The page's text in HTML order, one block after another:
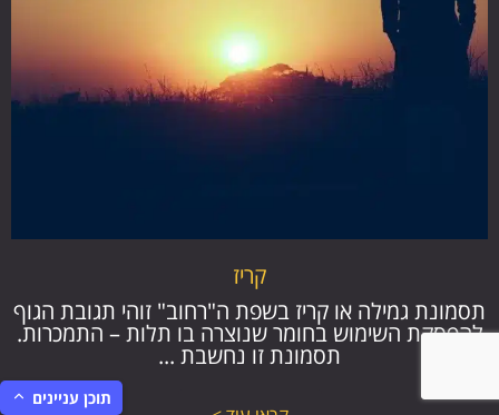
קריז
תסמונת גמילה או קריז בשפת ה"רחוב" זוהי תגובת הגוף
להפסקת השימוש בחומר שנוצרה בו תלות – התמכרות.
תסמונת זו נחשבת ...
תוכן עניינים